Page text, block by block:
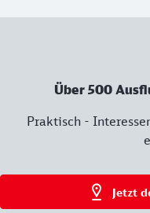
Über 500
Praktisch -
Jetzt